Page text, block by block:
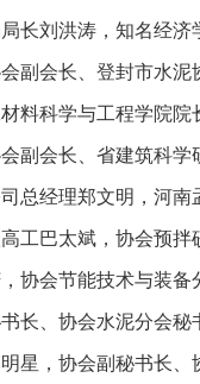
长刘洪涛，知名经
副会长、登封市水
料科学与工程学院
副会长、省建筑科
总经理郑文明，河
工巴太斌，协会预
协会节能技术与装
长、协会水泥分会
星，协会副秘书长